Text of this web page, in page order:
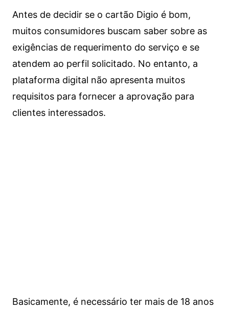
Antes de decidir se o cartão Digio é bom,
muitos consumidores buscam saber sobre as
exigências de requerimento do serviço e se
atendem ao perfil solicitado. No entanto, a
plataforma digital não apresenta muitos
requisitos para fornecer a aprovação para
clientes interessados.
Basicamente, é necessário ter mais de 18 anos